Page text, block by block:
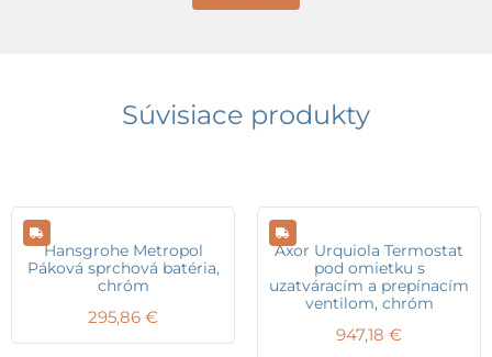
Súvisiace produkty
Hansgrohe Metropol
Páková sprchová batéria,
chróm
295,86 €
Axor Urquiola Termostat
pod omietku s
uzatváracím a prepínacím
ventilom, chróm
947,18 €